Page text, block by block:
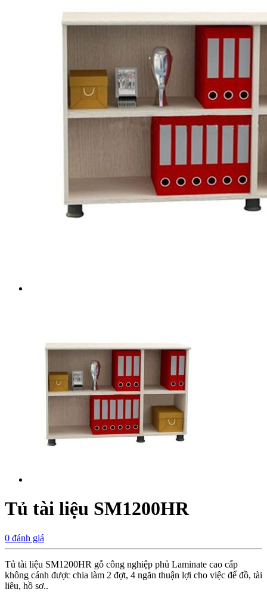
Tủ tài liệu SM1200HR
0 đánh giá
Tủ tài liệu SM1200HR gỗ công nghiệp phủ Laminate cao cấp
không cánh được chia làm 2 đợt, 4 ngăn thuận lợi cho việc để đồ, tài
liêu, hồ sơ..